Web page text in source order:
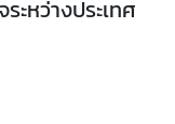
หว่างประเทศ